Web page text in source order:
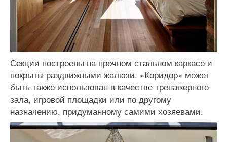
Секции построены на прочном стальном каркасе и
покрыты раздвижными жалюзи. «Коридор» может
быть также использован в качестве тренажерного
зала, игровой площадки или по другому
назначению, придуманному самими хозяевами.